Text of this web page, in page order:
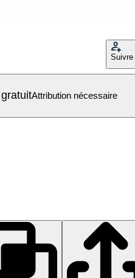
Suivre
Attribution nécessaire